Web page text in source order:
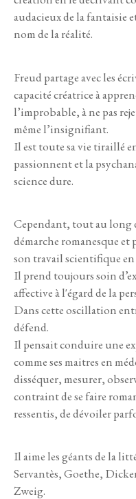
audacieux de la fantaisie
nom de la réalité.
Freud partage avec les
capacité créatrice à
l’improbable, à ne pas
même l’insignifiant.
Il est toute sa vie tiraillé
passionnent et la
science dure.
Cependant, tout au long
démarche romanesque
son travail scientifique en
Il prend toujours soin
affective à l'égard de la
Dans cette oscillation
défend.
Il pensait conduire une
comme ses maitres en
disséquer, mesurer,
contraint de se faire
ressentis, de dévoiler
Il aime les géants de la
Servantès, Goethe,
Zweig.